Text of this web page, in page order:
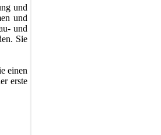
und
und
und
Sie
einen
erste